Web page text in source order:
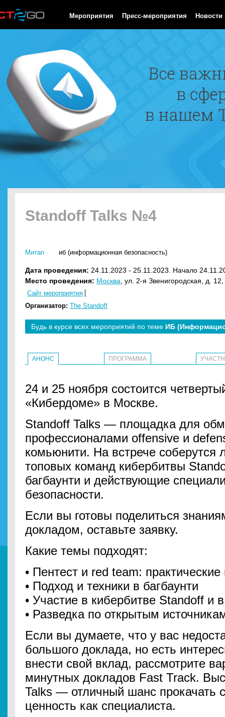
Мероприятия Пресс-мероприятия Новости
Standoff Talks №4
Митап иб (информационная безопасность)
Дата проведения: 24.11.2023 - 25.11.2023. Начало
Место проведения: Москва , ул. 2-я Звенигородская, д.
Сайт мероприятия
Организатор: The Standoff
Будь в курсе всех мероприятий по теме ИБ
АНОНС ПРОГРАММА
24 и 25 ноября состоится
«Кибердоме» в Москве.
Standoff Talks — площадка для
профессионалами offensive и
комьюнити. На встрече соберутся
топовых команд кибербитвы
багбаунти и действующие
безопасности.
Если вы готовы поделиться
докладом, оставьте заявку.
Какие темы подходят:
• Пентест и red team: практические
• Подход и техники в багбаунти
• Участие в кибербитве Standoff и
• Разведка по открытым
Если вы думаете, что у вас
большого доклада, но есть
внести свой вклад, рассмотрите
минутных докладов Fast Track.
Talks — отличный шанс прокачать
ценность как специалиста.